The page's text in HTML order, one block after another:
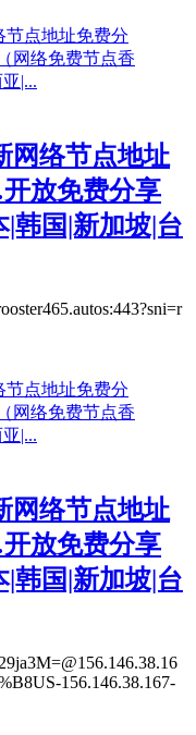
网络节点地址
放免费分享
|韩国|新加坡|台
网络节点地址
放免费分享
|韩国|新加坡|台
156.146.38.167-